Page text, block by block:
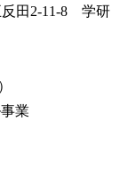
反田2-11-8 学研
業